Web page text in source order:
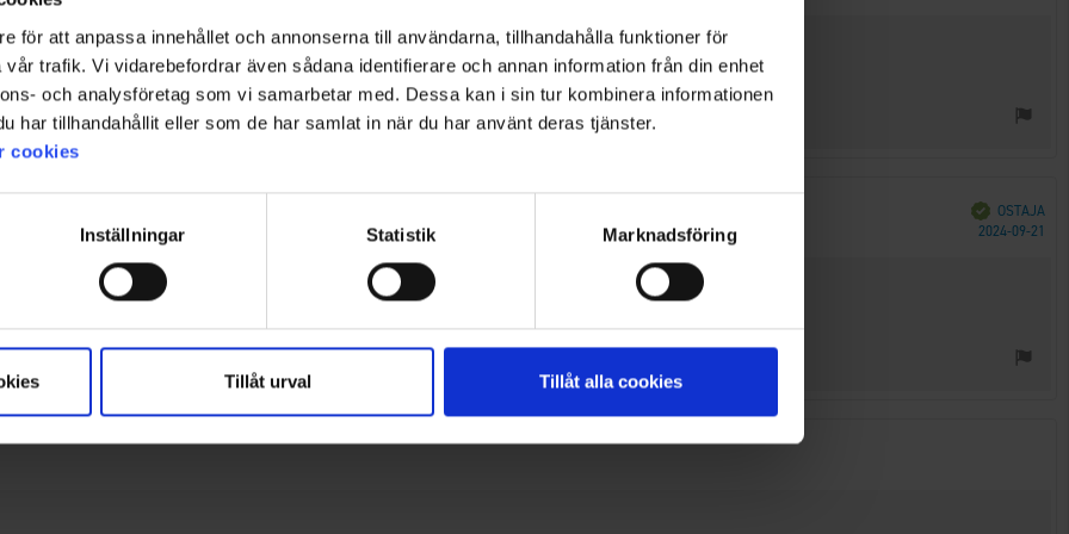
för att anpassa innehållet och annonserna till användarna, tillhandahålla funktioner för
trafik. Vi vidarebefordrar även sådana identifierare och annan information från din enhet
och analysföretag som vi samarbetar med. Dessa kan i sin tur kombinera informationen
har tillhandahållit eller som de har samlat in när du har använt deras tjänster.
cookies
Inställningar Statistik Marknadsföring
Tillåt urval Tillåt alla cookies
Vahvistettu
OSTAJA
2024-09-21